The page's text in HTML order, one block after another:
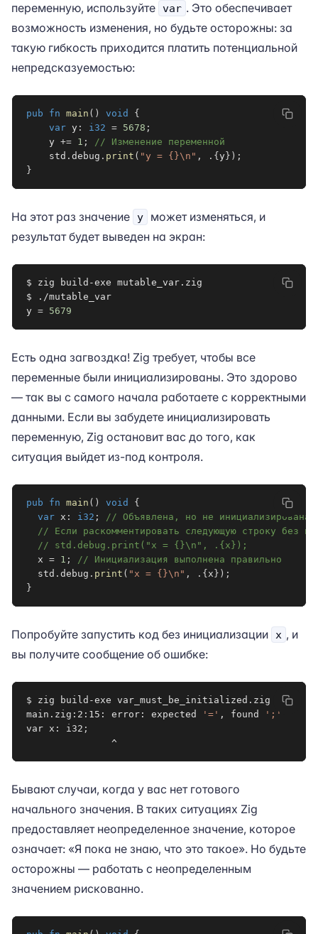
переменную, используйте var . Это обеспечивает
возможность изменения, но будьте осторожны: за
такую гибкость приходится платить потенциальной
непредсказуемостью:
pub fn main ( ) void
{
var y : i32 = 5678 ;
    y
+= 1 ;
// Изменение переменной
    std
. debug . print ( "y = {}\n" , . { y } ) ;
}
На этот раз значение y
может изменяться, и
результат будет выведен на экран:
$ zig build-exe mutable_var.zig
$ ./mutable_var
y = 5679
Есть одна загвоздка! Zig требует, чтобы все
переменные были инициализированы. Это здорово
— так вы с самого начала работаете с корректными
данными. Если вы забудете инициализировать
переменную, Zig остановит вас до того, как
ситуация выйдет из-под контроля.
pub fn main ( ) void
{
var x : i32 ;
// Объявлена, но не инициализирована!
// Если раскомментировать следующую строку без
// std.debug.print("x = {}\n", .{x});
  x
= 1 ;
// Инициализация выполнена правильно
  std
. debug . print ( "x = {}\n" , . { x } ) ;
}
Попробуйте запустить код без инициализации x , и
вы получите сообщение об ошибке:
$ zig build-exe var_must_be_initialized.zig
main.zig:2:15: error: expected
'=' , found
';'
var x: i32 ;
               ^
Бывают случаи, когда у вас нет готового
начального значения. В таких ситуациях Zig
предоставляет неопределенное значение, которое
означает: «Я пока не знаю, что это такое». Но будьте
осторожны — работать с неопределенным
значением рискованно.